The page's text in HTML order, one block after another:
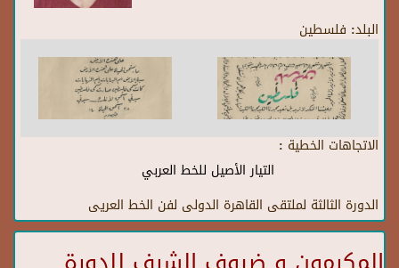
البلد: فلسطين
الاتجاهات الخطية :
التيار الأصيل للخط العربي
الدورة الثالثة لملتقى القاهرة الدولى لفن الخط العريى